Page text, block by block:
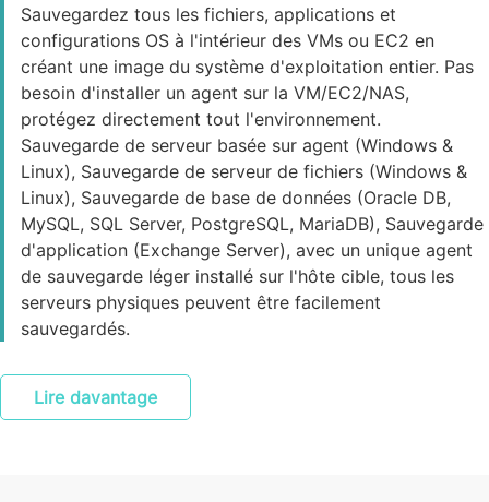
Sauvegardez tous les fichiers, applications et
configurations OS à l'intérieur des VMs ou EC2 en
créant une image du système d'exploitation entier. Pas
besoin d'installer un agent sur la VM/EC2/NAS,
protégez directement tout l'environnement.
Sauvegarde de serveur basée sur agent (Windows &
Linux), Sauvegarde de serveur de fichiers (Windows &
Linux), Sauvegarde de base de données (Oracle DB,
MySQL, SQL Server, PostgreSQL, MariaDB), Sauvegarde
d'application (Exchange Server), avec un unique agent
de sauvegarde léger installé sur l'hôte cible, tous les
serveurs physiques peuvent être facilement
sauvegardés.
Lire davantage